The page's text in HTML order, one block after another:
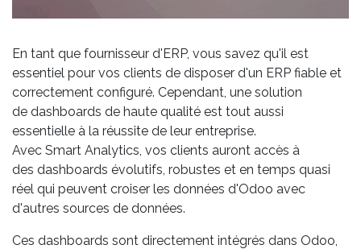
En tant que fournisseur d'ERP, vous savez qu'il est
essentiel pour vos clients de disposer d'un ERP fiable et
correctement configuré. Cependant, une solution
de dashboards de haute qualité est tout aussi
essentielle à la réussite de leur entreprise.
Avec Smart Analytics, vos clients auront accès à
des dashboards évolutifs, robustes et en temps quasi
réel qui peuvent croiser les données d'Odoo avec
d'autres sources de données.
Ces dashboards sont directement intégrés dans Odoo,